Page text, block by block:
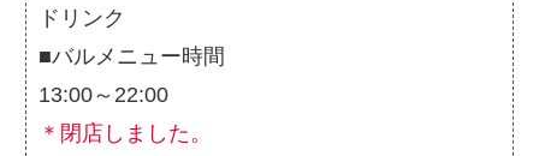
ドリンク
■バルメニュー時間
13:00～22:00
＊閉店しました。